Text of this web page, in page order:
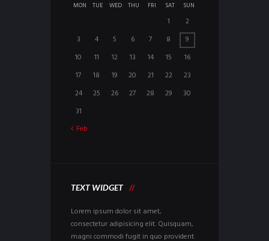
MON TUE WED THU FRI SAT SUN
1
2
3
4 5 6 7 8
9
10
11 12 13 14 15
16
17
18 19 20 21 22
23
24
25 26 27 28 29
30
31
Feb
TEXT WIDGET
Lorem ipsum dolor sit amet,
consectetur adipisicing elit. Quisquam,
magni commodi fugit in quo provident.